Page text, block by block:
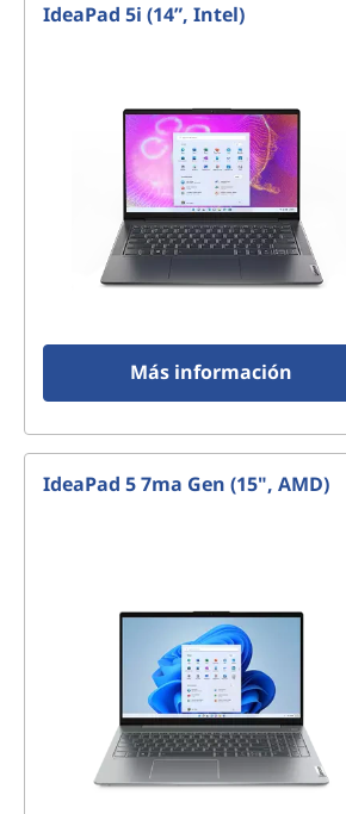
IdeaPad 5i (14”, Intel)
Más información
IdeaPad 5 7ma Gen (15", AMD)